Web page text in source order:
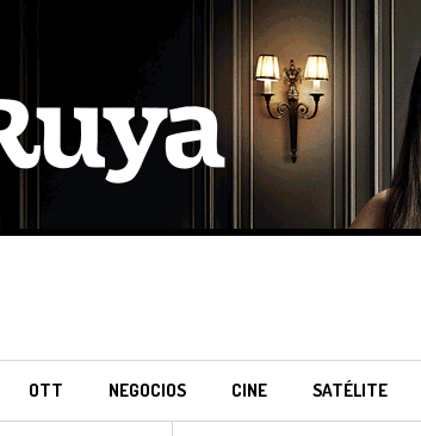
OTT NEGOCIOS CINE SATÉLITE